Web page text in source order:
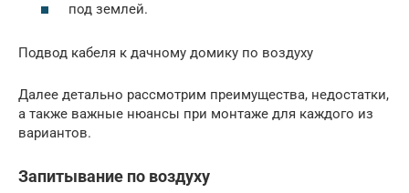
под землей.
Подвод кабеля к дачному домику по воздуху
Далее детально рассмотрим преимущества, недостатки,
а также важные нюансы при монтаже для каждого из
вариантов.
Запитывание по воздуху